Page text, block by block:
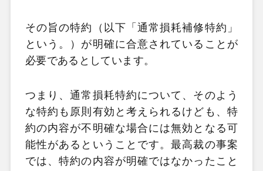
その旨の特約（以下「通常損耗補修特約」
という。）が明確に合意されていることが
必要であるとしています。
つまり、通常損耗特約について、そのよう
な特約も原則有効と考えられるけども、特
約の内容が不明確な場合には無効となる可
能性があるということです。最高裁の事案
では、特約の内容が明確ではなかったこと